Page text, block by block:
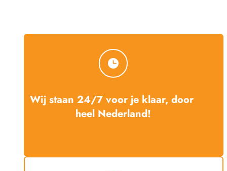
Wij staan 24/7 voor je klaar, door
heel Nederland!